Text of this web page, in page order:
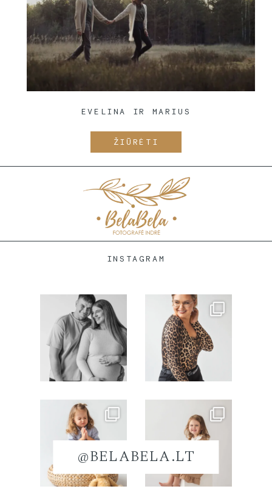
EVELINA IR MARIUS
ŽIŪRĖTI
INSTAGRAM
@BELABELA.LT